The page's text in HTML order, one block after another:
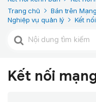
Trang chủ
Bán trên
Nghiệp vụ quản lý
Kết
Tìm
kiếm
Kết nối